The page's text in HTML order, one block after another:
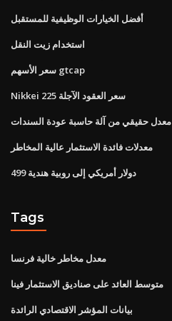
أفضل الخيارات الوظيفية للمستقبل
استخدام زيت النقل
سعر الأسهم gtcap
Nikkei 225 سعر العقود الآجلة
معدل حقيقي من آلة حاسبة عودة السندات
معدلات فائدة الاستثمار عالية المخاطر
499 دولار أمريكي إلى روبية هندية
Tags
معدل مخاطر خالية فرنسا
متوسط ​​العائد على صناديق الاستثمار فينا
بيانات المؤشر الاقتصادي الرائدة